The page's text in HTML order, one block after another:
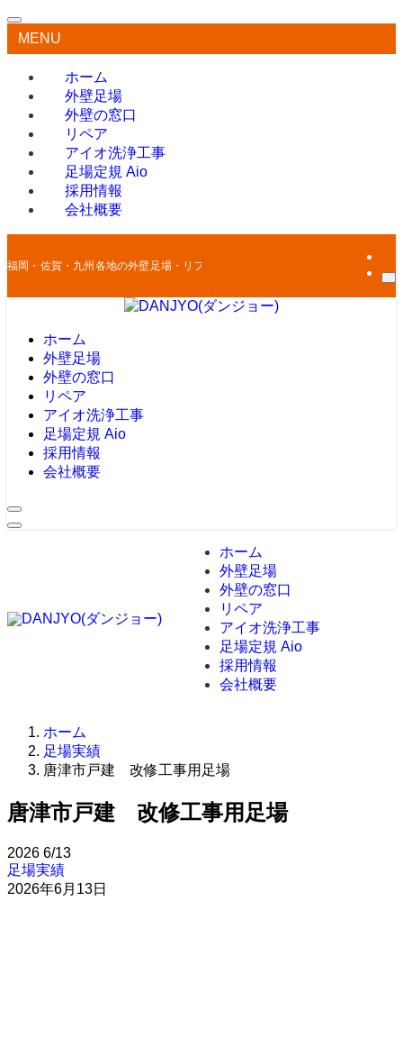
MENU
ホーム
外壁足場
外壁の窓口
リペア
アイオ洗浄工事
足場定規 Aio
採用情報
会社概要
福岡・佐賀・九州各地の外壁足場・リフォームはお任せください
ホーム
外壁足場
外壁の窓口
リペア
アイオ洗浄工事
足場定規 Aio
採用情報
会社概要
ホーム
外壁足場
外壁の窓口
リペア
アイオ洗浄工事
足場定規 Aio
採用情報
会社概要
ホーム
足場実績
唐津市戸建 改修工事用足場
唐津市戸建 改修工事用足場
2026 6/13
足場実績
2026年6月13日